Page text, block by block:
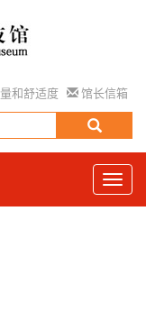
和舒适度 馆长信箱